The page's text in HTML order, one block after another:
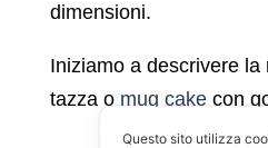
dimensioni.
Iniziamo a descrivere la
tazza o mug cakecon
Questo sito utilizza